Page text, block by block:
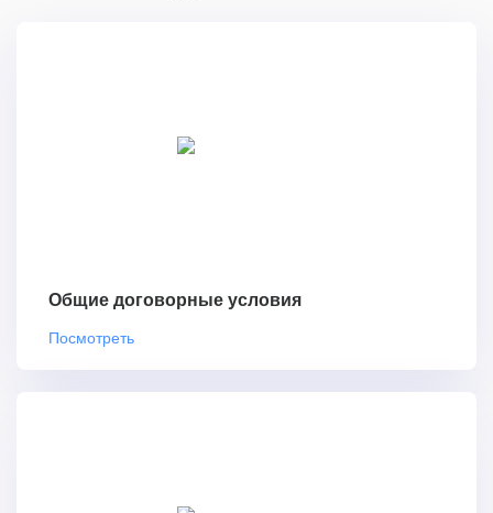
Общие договорные условия
Посмотреть